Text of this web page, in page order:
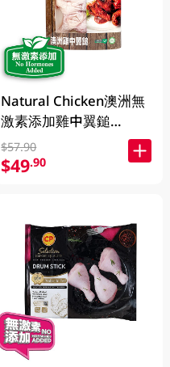
Natural Chicken澳洲無
激素添加雞中翼鎚
400GM
$57.90
$49.90